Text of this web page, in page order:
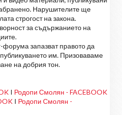
Нарушителите ще
строгост на закона.
за съдържанието на
запазват правото да
им. Призоваваме
на добрия тон.
I Родопи Смолян - FACEBOOK
I Родопи Смолян -